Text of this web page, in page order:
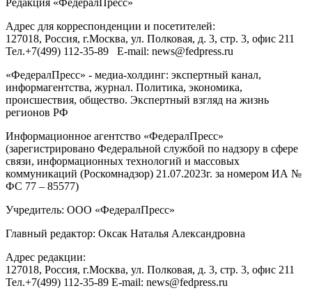
Адрес для корреспонденции и посетителей:
127018, Россия, г.Москва, ул. Полковая, д. 3, стр. 3, офис 211
Тел.+7(499) 112-35-89 E-mail: news@fedpress.ru
«ФедералПресс» - медиа-холдинг: экспертный канал,
информагентства, журнал. Политика, экономика,
происшествия, общество. Экспертный взгляд на жизнь
регионов РФ
Информационное агентство «ФедералПресс»
(зарегистрировано Федеральной службой по надзору в сфере
связи, информационных технологий и массовых
коммуникаций (Роскомнадзор) 21.07.2023г. за номером ИА №
ФС 77 – 85577)
Учредитель: ООО «ФедералПресс»
Главный редактор: Оксак Наталья Александровна
Адрес редакции:
127018, Россия, г.Москва, ул. Полковая, д. 3, стр. 3, офис 211
Тел.+7(499) 112-35-89 E-mail: news@fedpress.ru